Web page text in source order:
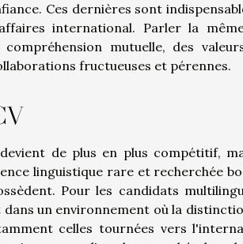
Ces dernières sont
international. Parler la
mutuelle, des
fructueuses et pérennes.
de plus en plus compétitif,
linguistique rare et recherchée
Pour les candidats
un environnement où la
celles tournées vers